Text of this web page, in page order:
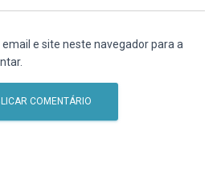
e site neste navegador para a